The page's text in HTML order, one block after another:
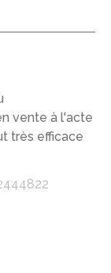
vente à l'acte
très efficace